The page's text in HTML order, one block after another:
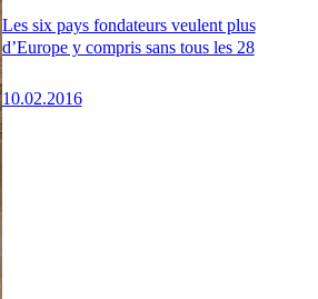
Les six pays fondateurs veulent plus
d’Europe y compris sans tous les 28
10.02.2016